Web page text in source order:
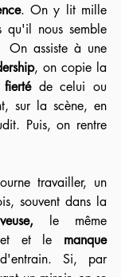
. On y lit mille
qu'il nous semble
On assiste à une
, on copie la
fierté de celui ou
sur la scène, en
Puis, on rentre
travailler, un
souvent dans la
et le manque
Si, par